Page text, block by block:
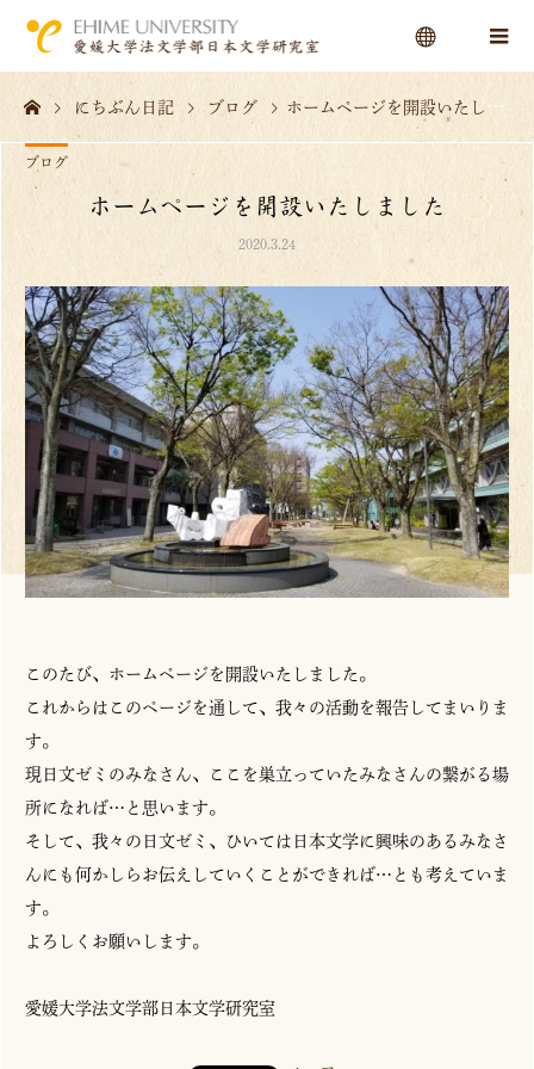
menu
にちぶん日記 ブログ ホームページを開設いたしました
ブログ
ホームページを開設いたしました
2020.3.24
このたび、ホームページを開設いたしました。
これからはこのページを通して、我々の活動を報告してまいりま
す。
現日文ゼミのみなさん、ここを巣立っていたみなさんの繋がる場
所になれば…と思います。
そして、我々の日文ゼミ、ひいては日本文学に興味のあるみなさ
んにも何かしらお伝えしていくことができれば…とも考えていま
す。
よろしくお願いします。
愛媛大学法文学部日本文学研究室